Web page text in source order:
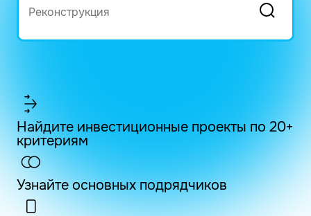
Найдите инвестиционные проекты по 20+
критериям
Узнайте основных подрядчиков